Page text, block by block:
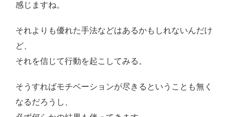
感じますね。
それよりも優れた手法などはあるかもしれないんだけ
ど、
それを信じて行動を起こしてみる。
そうすればモチベーションが尽きるということも無く
なるだろうし、